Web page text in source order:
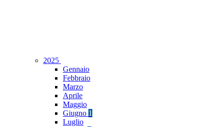
2025
Gennaio
Febbraio
Marzo
Aprile
Maggio
Giugno 1
Luglio